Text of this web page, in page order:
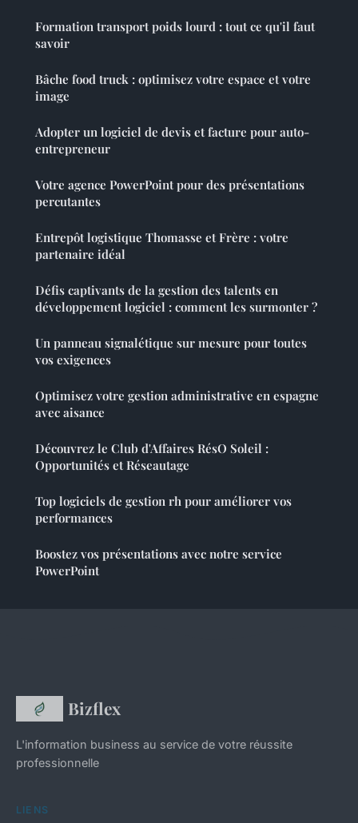
Formation transport poids lourd : tout ce qu'il faut
savoir
Bâche food truck : optimisez votre espace et votre
image
Adopter un logiciel de devis et facture pour auto-
entrepreneur
Votre agence PowerPoint pour des présentations
percutantes
Entrepôt logistique Thomasse et Frère : votre
partenaire idéal
Défis captivants de la gestion des talents en
développement logiciel : comment les surmonter ?
Un panneau signalétique sur mesure pour toutes
vos exigences
Optimisez votre gestion administrative en espagne
avec aisance
Découvrez le Club d'Affaires RésO Soleil :
Opportunités et Réseautage
Top logiciels de gestion rh pour améliorer vos
performances
Boostez vos présentations avec notre service
PowerPoint
Bizflex
L'information business au service de votre réussite
professionnelle
LIENS